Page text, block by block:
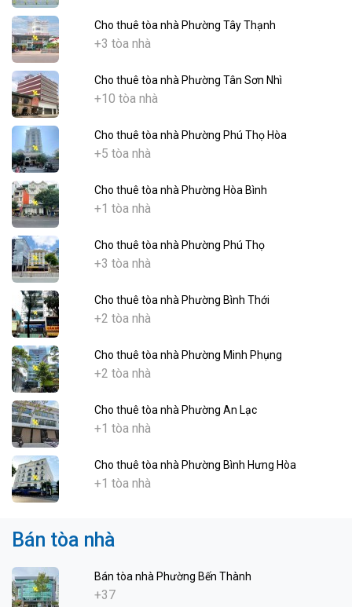
Cho thuê tòa nhà Phường Tây Thạnh
+3 tòa nhà
Cho thuê tòa nhà Phường Tân Sơn Nhì
+10 tòa nhà
Cho thuê tòa nhà Phường Phú Thọ Hòa
+5 tòa nhà
Cho thuê tòa nhà Phường Hòa Bình
+1 tòa nhà
Cho thuê tòa nhà Phường Phú Thọ
+3 tòa nhà
Cho thuê tòa nhà Phường Bình Thới
+2 tòa nhà
Cho thuê tòa nhà Phường Minh Phụng
+2 tòa nhà
Cho thuê tòa nhà Phường An Lạc
+1 tòa nhà
Cho thuê tòa nhà Phường Bình Hưng Hòa
+1 tòa nhà
Bán tòa nhà
Bán tòa nhà Phường Bến Thành
+37